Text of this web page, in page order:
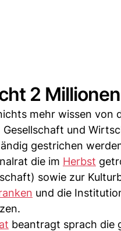
2
mehr wissen von
und
gestrichen
die im Herbst
sowie zur
und die
beantragt sprach die